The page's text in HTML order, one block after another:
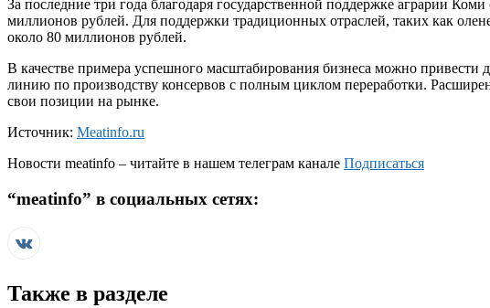
За последние три года благодаря государственной поддержке аграрии
миллионов рублей. Для поддержки традиционных отраслей, таких как
около 80 миллионов рублей.
В качестве примера успешного масштабирования бизнеса можно
линию по производству консервов с полным циклом переработки.
свои позиции на рынке.
Источник: Meatinfo.ru
Новости meatinfo – читайте в нашем телеграм канале Подписаться
“meatinfo” в социальных сетях:
Также в разделе